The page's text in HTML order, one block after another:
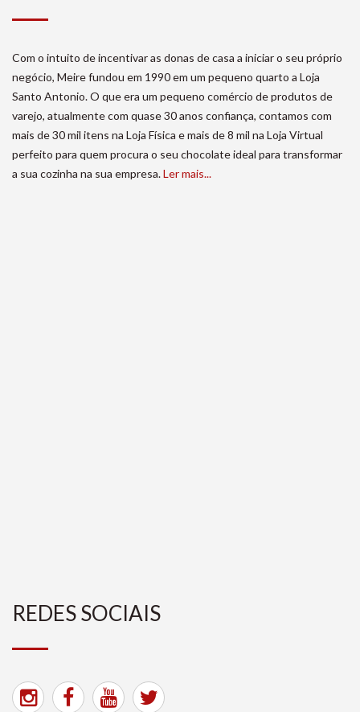
Com o intuito de incentivar as donas de casa a iniciar o seu próprio
negócio, Meire fundou em 1990 em um pequeno quarto a Loja
Santo Antonio. O que era um pequeno comércio de produtos de
varejo, atualmente com quase 30 anos confiança, contamos com
mais de 30 mil itens na Loja Física e mais de 8 mil na Loja Virtual
perfeito para quem procura o seu chocolate ideal para transformar
a sua cozinha na sua empresa.Ler mais...
REDES SOCIAIS